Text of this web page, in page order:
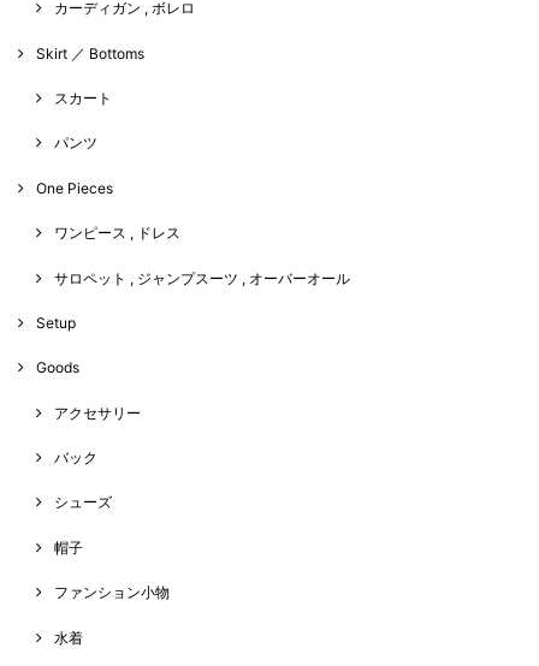
カーディガン , ボレロ
Skirt ／ Bottoms
スカート
パンツ
One Pieces
ワンピース , ドレス
サロペット , ジャンプスーツ , オーバーオール
Setup
Goods
アクセサリー
バック
シューズ
帽子
ファンション小物
水着